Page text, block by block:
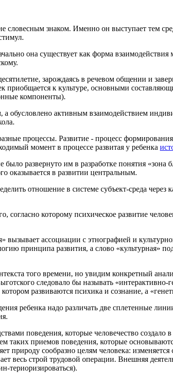
знаком. Именно он выступает тем
она существует как форма
зарождаясь в речевом общении и
приобщается к культуре, основными
компоненты).
обусловлено активным взаимодействием
процессы. Развитие - процесс
момент в процессе развитая у ребенка
было развернуто им в разработке понятия
оказывается в развитии центральным.
отношение в системе субъект-среда через
которому психическое развитие
ассоциации с этнографией и
принципа развития, а слово «культурная»
того времени, но увидим конкретный
следовало бы называть «интерактивно-
развиваются психика и сознание, а
ребенка надо различать две сплетенные
поведения, которые человечество создало
таких приемов поведения, которые
сообразно целям человека: изменяется
весь строй трудовой операции. Внешняя
териоризироваться).